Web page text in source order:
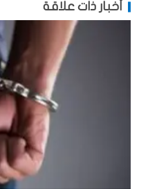
أخبار ذات علاقة